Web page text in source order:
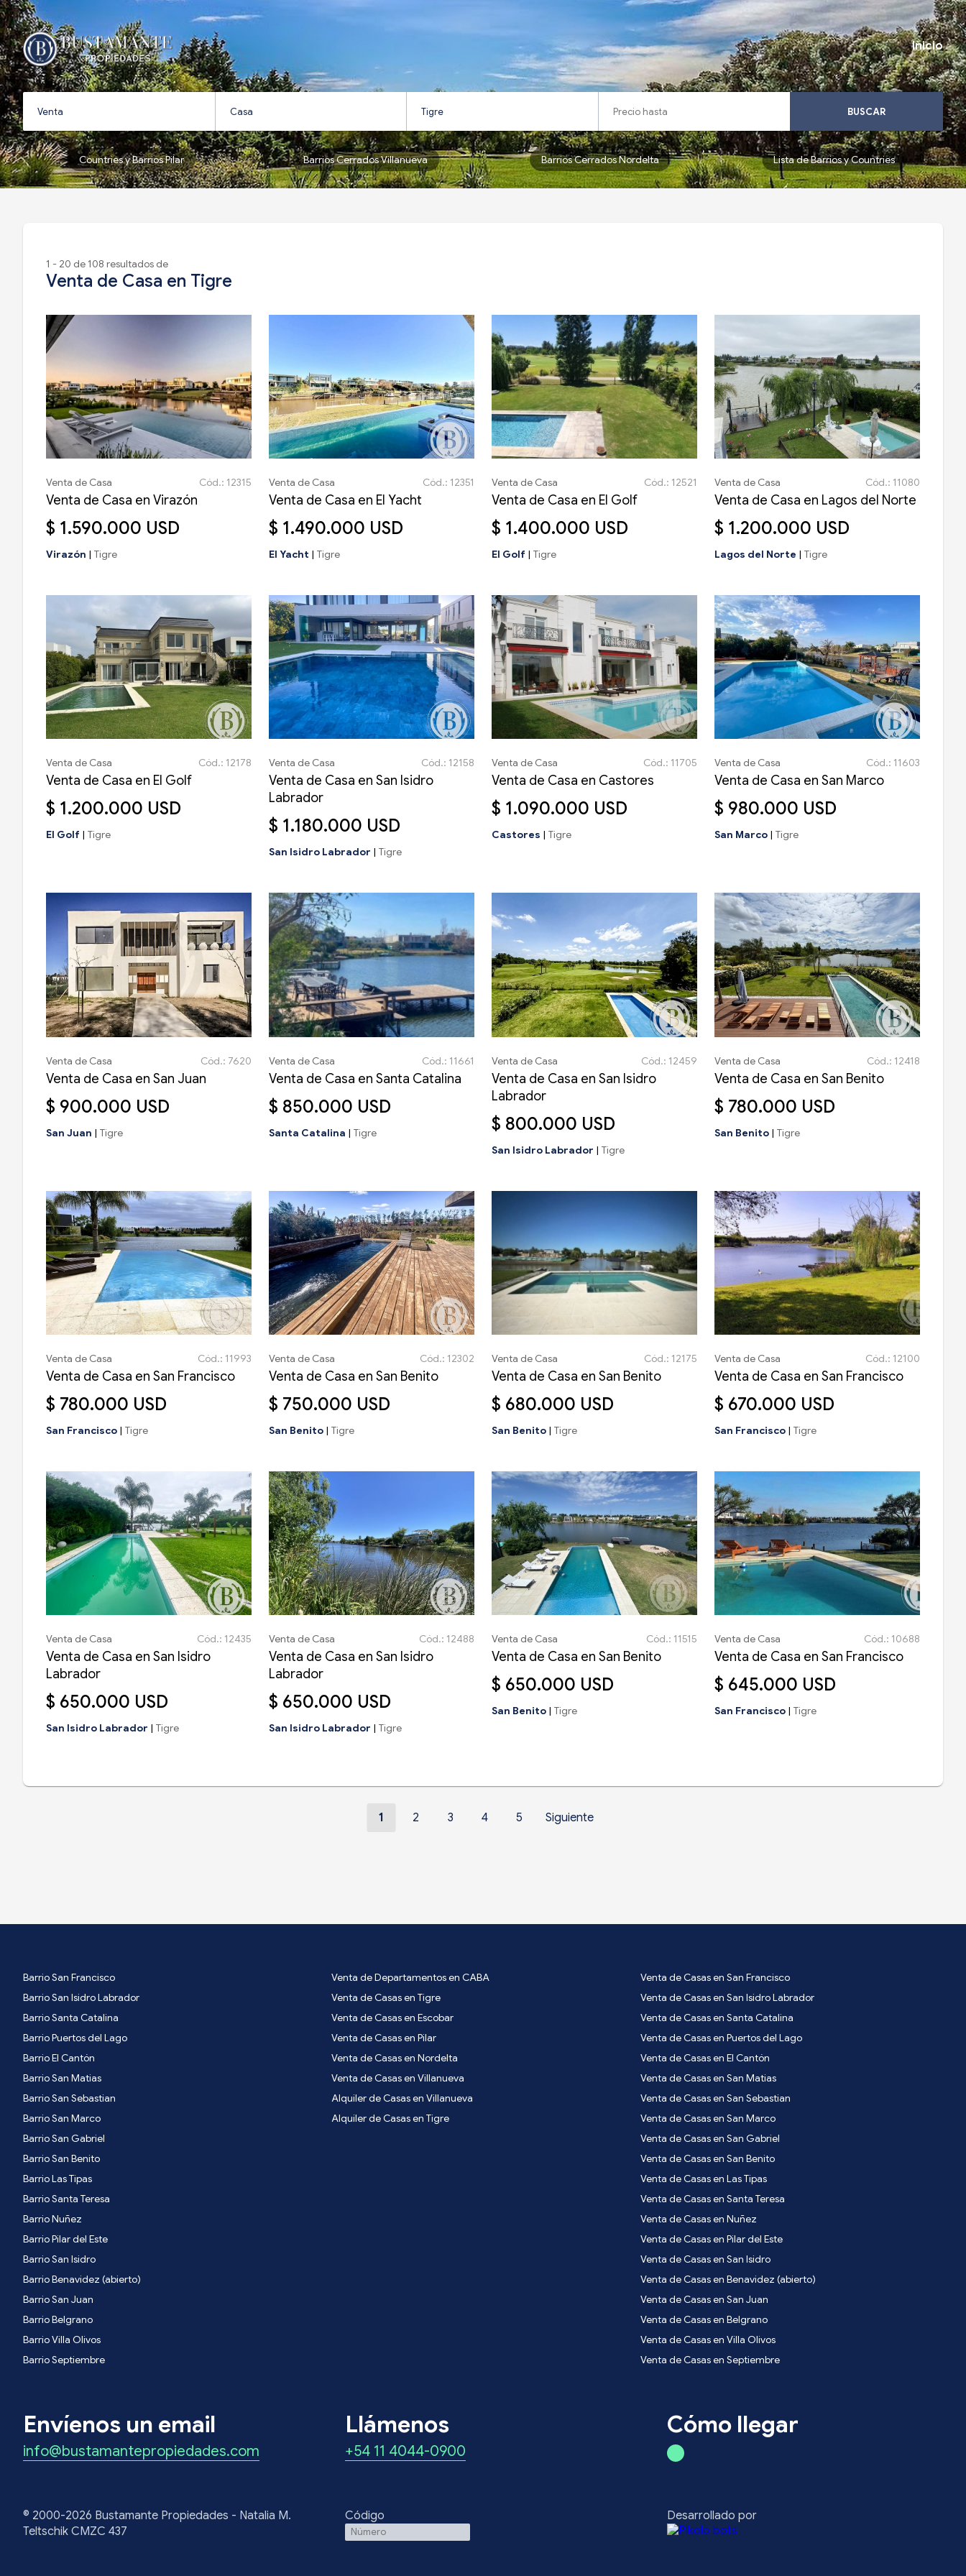
Inicio
BUSCAR
Countries y Barrios Pilar Barrios Cerrados Villanueva Barrios Cerrados Nordelta Lista de Barrios y Countries
1 - 20 de 108 resultados de
Venta de Casa en Tigre
Venta de Casa Cód.: 12315
Venta de Casa en Virazón
$ 1.590.000 USD
Virazón | Tigre
Venta de Casa Cód.: 12351
Venta de Casa en El Yacht
$ 1.490.000 USD
El Yacht | Tigre
Venta de Casa Cód.: 12521
Venta de Casa en El Golf
$ 1.400.000 USD
El Golf | Tigre
Venta de Casa Cód.: 11080
Venta de Casa en Lagos del Norte
$ 1.200.000 USD
Lagos del Norte | Tigre
Venta de Casa Cód.: 12178
Venta de Casa en El Golf
$ 1.200.000 USD
El Golf | Tigre
Venta de Casa Cód.: 12158
Venta de Casa en San Isidro
Labrador
$ 1.180.000 USD
San Isidro Labrador | Tigre
Venta de Casa Cód.: 11705
Venta de Casa en Castores
$ 1.090.000 USD
Castores | Tigre
Venta de Casa Cód.: 11603
Venta de Casa en San Marco
$ 980.000 USD
San Marco | Tigre
Venta de Casa Cód.: 7620
Venta de Casa en San Juan
$ 900.000 USD
San Juan | Tigre
Venta de Casa Cód.: 11661
Venta de Casa en Santa Catalina
$ 850.000 USD
Santa Catalina | Tigre
Venta de Casa Cód.: 12459
Venta de Casa en San Isidro
Labrador
$ 800.000 USD
San Isidro Labrador | Tigre
Venta de Casa Cód.: 12418
Venta de Casa en San Benito
$ 780.000 USD
San Benito | Tigre
Venta de Casa Cód.: 11993
Venta de Casa en San Francisco
$ 780.000 USD
San Francisco | Tigre
Venta de Casa Cód.: 12302
Venta de Casa en San Benito
$ 750.000 USD
San Benito | Tigre
Venta de Casa Cód.: 12175
Venta de Casa en San Benito
$ 680.000 USD
San Benito | Tigre
Venta de Casa Cód.: 12100
Venta de Casa en San Francisco
$ 670.000 USD
San Francisco | Tigre
Venta de Casa Cód.: 12435
Venta de Casa en San Isidro
Labrador
$ 650.000 USD
San Isidro Labrador | Tigre
Venta de Casa Cód.: 12488
Venta de Casa en San Isidro
Labrador
$ 650.000 USD
San Isidro Labrador | Tigre
Venta de Casa Cód.: 11515
Venta de Casa en San Benito
$ 650.000 USD
San Benito | Tigre
Venta de Casa Cód.: 10688
Venta de Casa en San Francisco
$ 645.000 USD
San Francisco | Tigre
1 2 3 4 5 Siguiente
Barrio San Francisco
Barrio San Isidro Labrador
Barrio Santa Catalina
Barrio Puertos del Lago
Barrio El Cantón
Barrio San Matias
Barrio San Sebastian
Barrio San Marco
Barrio San Gabriel
Barrio San Benito
Barrio Las Tipas
Barrio Santa Teresa
Barrio Nuñez
Barrio Pilar del Este
Barrio San Isidro
Barrio Benavidez (abierto)
Barrio San Juan
Barrio Belgrano
Barrio Villa Olivos
Barrio Septiembre
Venta de Departamentos en CABA
Venta de Casas en Tigre
Venta de Casas en Escobar
Venta de Casas en Pilar
Venta de Casas en Nordelta
Venta de Casas en Villanueva
Alquiler de Casas en Villanueva
Alquiler de Casas en Tigre
Venta de Casas en San Francisco
Venta de Casas en San Isidro Labrador
Venta de Casas en Santa Catalina
Venta de Casas en Puertos del Lago
Venta de Casas en El Cantón
Venta de Casas en San Matias
Venta de Casas en San Sebastian
Venta de Casas en San Marco
Venta de Casas en San Gabriel
Venta de Casas en San Benito
Venta de Casas en Las Tipas
Venta de Casas en Santa Teresa
Venta de Casas en Nuñez
Venta de Casas en Pilar del Este
Venta de Casas en San Isidro
Venta de Casas en Benavidez (abierto)
Venta de Casas en San Juan
Venta de Casas en Belgrano
Venta de Casas en Villa Olivos
Venta de Casas en Septiembre
Envíenos un email
info@bustamantepropiedades.com
Llámenos
+54 11 4044-0900
Cómo llegar
© 2000-2026 Bustamante Propiedades - Natalia M.
Teltschik CMZC 437
Código Desarrollado por